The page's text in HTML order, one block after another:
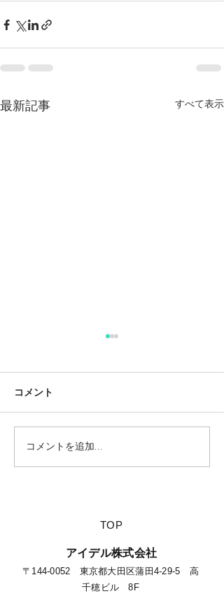
最新記事 すべて表示
【夏休みに行きたい山派
キャンパーにオススメの
コメント
コメントを追加…
​TOP
​アイデル株式会社
​​〒144-0052 東京都大田区蒲田4-29-5 高
千穂ビル 8F​